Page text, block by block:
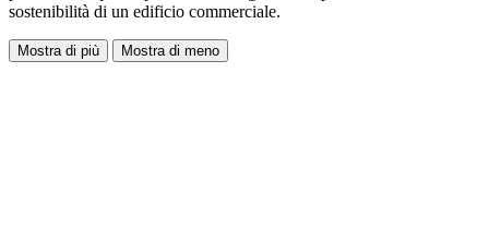
sostenibilità di un edificio commerciale.
Mostra di più Mostra di meno